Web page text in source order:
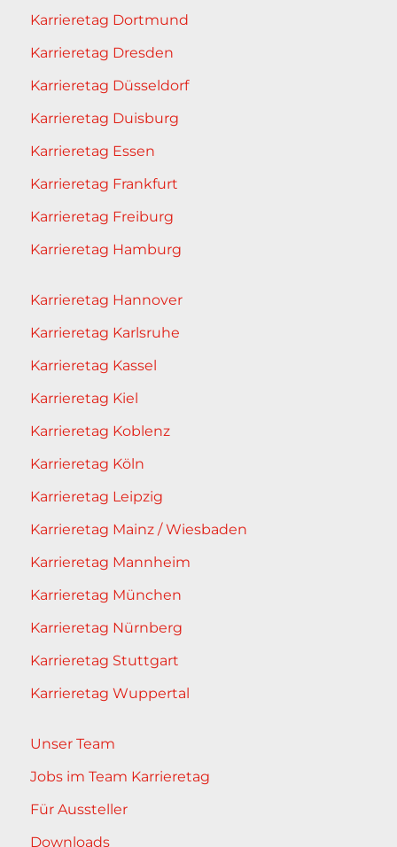
Karrieretag Dortmund
Karrieretag Dresden
Karrieretag Düsseldorf
Karrieretag Duisburg
Karrieretag Essen
Karrieretag Frankfurt
Karrieretag Freiburg
Karrieretag Hamburg
Karrieretag Hannover
Karrieretag Karlsruhe
Karrieretag Kassel
Karrieretag Kiel
Karrieretag Koblenz
Karrieretag Köln
Karrieretag Leipzig
Karrieretag Mainz / Wiesbaden
Karrieretag Mannheim
Karrieretag München
Karrieretag Nürnberg
Karrieretag Stuttgart
Karrieretag Wuppertal
Unser Team
Jobs im Team Karrieretag
Für Aussteller
Downloads